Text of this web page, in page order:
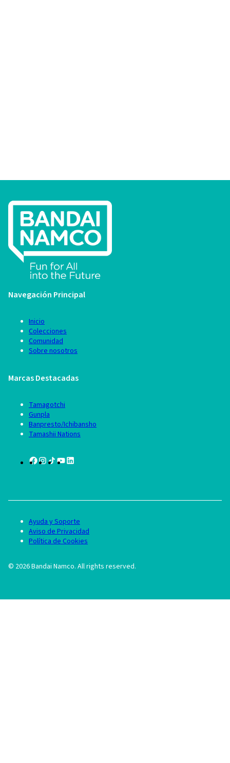
Navegación Principal
Inicio
Colecciones
Comunidad
Sobre nosotros
Marcas Destacadas
Tamagotchi
Gunpla
Banpresto/Ichibansho
Tamashii Nations
© 2026Bandai Namco. All rights reserved.
Ayuda y Soporte
Aviso de Privacidad
Política de Cookies